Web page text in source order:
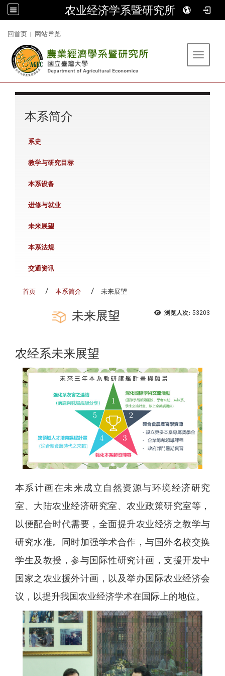
农业经济学系暨研究所
回首页 | 网站导览
Toggle
本系简介
系史
教学与研究目标
本系设备
进修与就业
未来展望
本系法规
交通资讯
首页 本系简介 未来展望
浏览人次: 53203
未来展望
农经系未来展望
本系计画在未来成立自然资源与环境经济研究
室、大陆农业经济研究室、农业政策研究室等，
以便配合时代需要，全面提升农业经济之教学与
研究水准。同时加强学术合作，与国外名校交换
学生及教授，参与国际性研究计画，支援开发中
国家之农业援外计画，以及举办国际农业经济会
议，以提升我国农业经济学术在国际上的地位。